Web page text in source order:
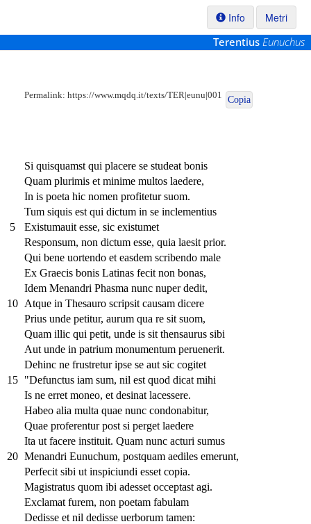
Info
Metri
Terentius Eunuchus
Permalink: https://www.mqdq.it/texts/TER|eunu|001 Copia
Si quisquamst qui placere se studeat bonis
Quam plurimis et minime multos laedere,
In is poeta hic nomen profitetur suom.
Tum siquis est qui dictum in se inclementius
5
Existumauit esse, sic existumet
Responsum, non dictum esse, quia laesit prior.
Qui bene uortendo et easdem scribendo male
Ex Graecis bonis Latinas fecit non bonas,
Idem Menandri Phasma nunc nuper dedit,
10
Atque in Thesauro scripsit causam dicere
Prius unde petitur, aurum qua re sit suom,
Quam illic qui petit, unde is sit thensaurus sibi
Aut unde in patrium monumentum peruenerit.
Dehinc ne frustretur ipse se aut sic cogitet
15
"Defunctus iam sum, nil est quod dicat mihi
Is ne erret moneo, et desinat lacessere.
Habeo alia multa quae nunc condonabitur,
Quae proferentur post si perget laedere
Ita ut facere instituit. Quam nunc acturi sumus
20 Menandri Eunuchum, postquam aediles emerunt,
Perfecit sibi ut inspiciundi esset copia.
Magistratus quom ibi adesset occeptast agi.
Exclamat furem, non poetam fabulam
Dedisse et nil dedisse uerborum tamen: